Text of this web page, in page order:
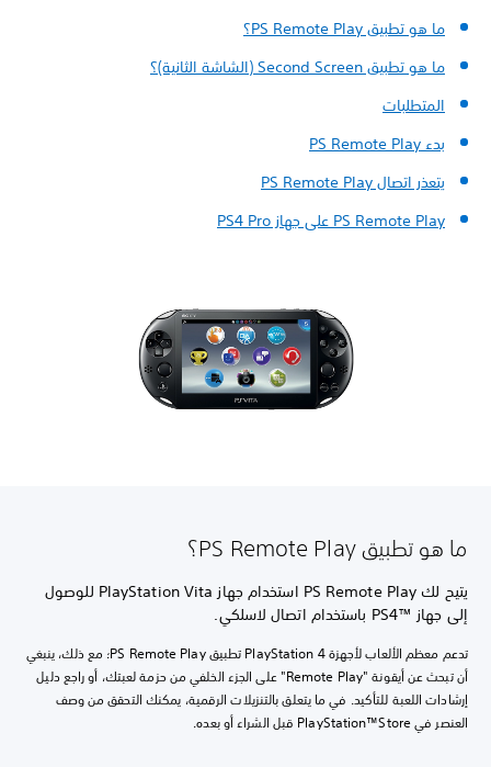
ما هو تطبيق PS Remote Play؟
ما هو تطبيق Second Screen (الشاشة الثانية)؟
المتطلبات
بدء PS Remote Play
يتعذر اتصال PS Remote Play
PS Remote Play على جهاز PS4 Pro
ما هو تطبيق PS Remote Play؟
يتيح لك PS Remote Play استخدام جهاز PlayStation Vita للوصول
إلى جهاز PS4™‎ باستخدام اتصال لاسلكي.
تدعم معظم الألعاب لأجهزة PlayStation 4 تطبيق PS Remote Play؛ مع ذلك، ينبغي
أن تبحث عن أيقونة "Remote Play" على الجزء الخلفي من حزمة لعبتك، أو راجع دليل
إرشادات اللعبة للتأكيد. في ما يتعلق بالتنزيلات الرقمية، يمكنك التحقق من وصف
العنصر في PlayStation™Store قبل الشراء أو بعده.